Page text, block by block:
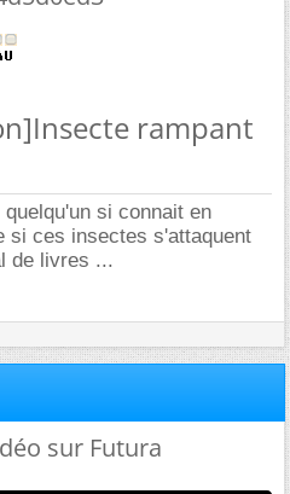
rampant
si connait en
si ces insectes s'attaquent
de livres ...
sur Futura